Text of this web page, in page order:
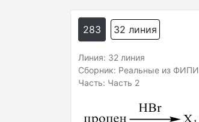
283 32 линия
Линия: 32 линия
Сборник: Реальные из ФИПИ
Часть: Часть 2